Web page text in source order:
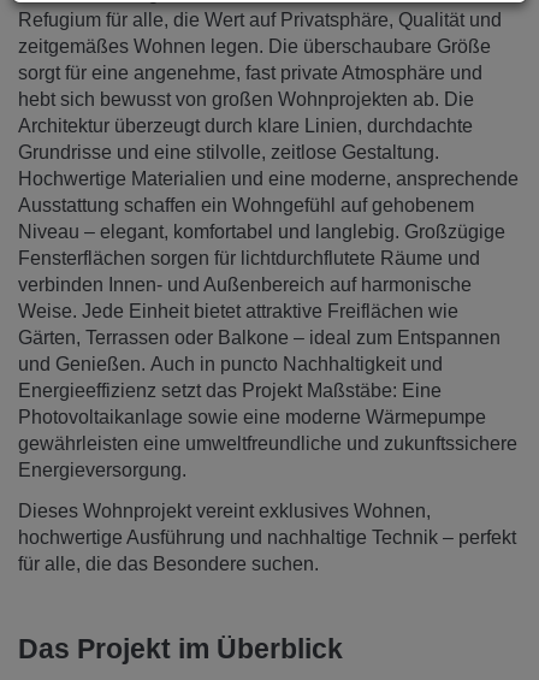
Refugium für alle, die Wert auf Privatsphäre, Qualität und
zeitgemäßes Wohnen legen. Die überschaubare Größe
sorgt für eine angenehme, fast private Atmosphäre und
hebt sich bewusst von großen Wohnprojekten ab. Die
Architektur überzeugt durch klare Linien, durchdachte
Grundrisse und eine stilvolle, zeitlose Gestaltung.
Hochwertige Materialien und eine moderne, ansprechende
Ausstattung schaffen ein Wohngefühl auf gehobenem
Niveau – elegant, komfortabel und langlebig. Großzügige
Fensterflächen sorgen für lichtdurchflutete Räume und
verbinden Innen- und Außenbereich auf harmonische
Weise. Jede Einheit bietet attraktive Freiflächen wie
Gärten, Terrassen oder Balkone – ideal zum Entspannen
und Genießen. Auch in puncto Nachhaltigkeit und
Energieeffizienz setzt das Projekt Maßstäbe: Eine
Photovoltaikanlage sowie eine moderne Wärmepumpe
gewährleisten eine umweltfreundliche und zukunftssichere
Energieversorgung.
Dieses Wohnprojekt vereint exklusives Wohnen,
hochwertige Ausführung und nachhaltige Technik – perfekt
für alle, die das Besondere suchen.
Das Projekt im Überblick